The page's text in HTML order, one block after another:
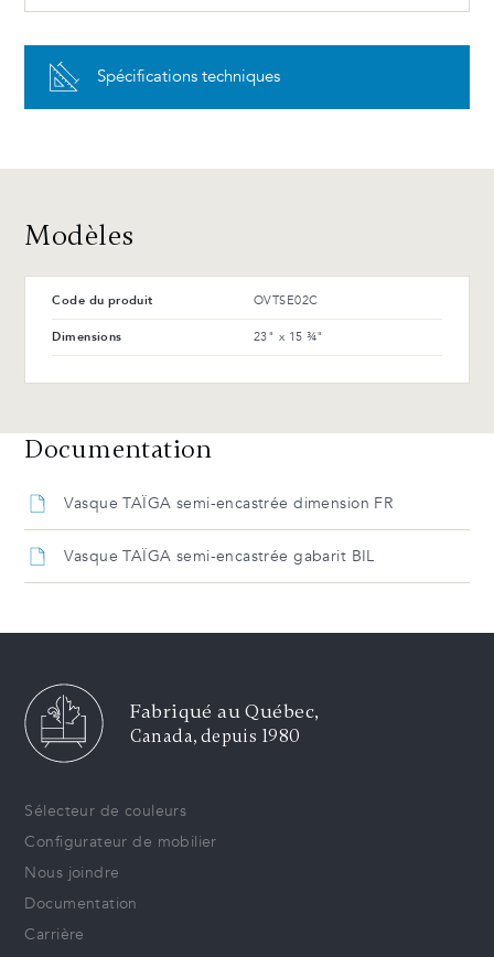
Spécifications techniques
Modèles
Code du produit OVTSE02C
Dimensions 23" x 15 ¾"
Documentation
Vasque TAÏGA semi-encastrée dimension FR
Vasque TAÏGA semi-encastrée gabarit BIL
Fabriqué au Québec,
Canada, depuis 1980
Sélecteur de couleurs
Configurateur de mobilier
Nous joindre
Documentation
Carrière